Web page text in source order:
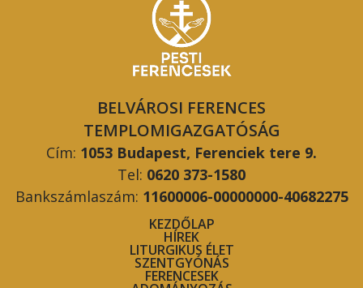
BELVÁROSI FERENCES
TEMPLOMIGAZGATÓSÁG
Cím: 1053 Budapest, Ferenciek tere 9.
Tel: 0620 373-1580
Bankszámlaszám: 11600006-00000000-40682275
KEZDŐLAP
HÍREK
LITURGIKUS ÉLET
SZENTGYÓNÁS
FERENCESEK